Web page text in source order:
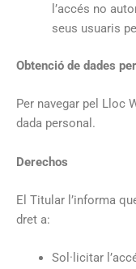
l’accés no
seus usuaris
Obtenció de dades
Per navegar pel Lloc
dada personal.
Derechos
El Titular l’informa
dret a:
Sol·licitar